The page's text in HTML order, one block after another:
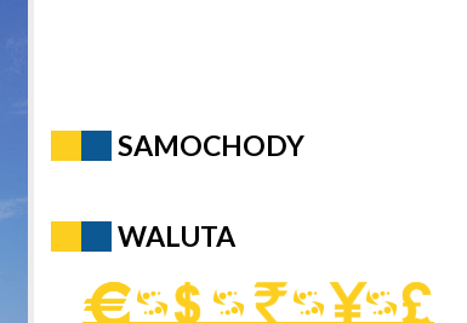
SAMOCHODY
WALUTA